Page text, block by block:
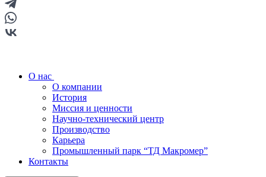
О нас
О компании
История
Миссия и ценности
Научно-технический центр
Производство
Карьера
Промышленный парк “ТД Макромер”
Контакты